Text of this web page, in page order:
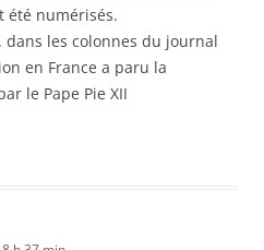
été numérisés.
dans les colonnes du journal
en France a paru la
le Pape Pie XII